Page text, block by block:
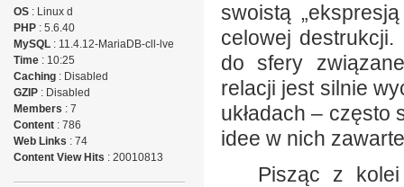
swoistą
celowej destrukcji.
do sfery
relacji jest silnie
układach – często
idee w nich
Pisząc z kolei
OS: Linux d
PHP: 5.6.40
MySQL: 11.4.12-MariaDB-cll-lve
Time: 10:25
Caching: Disabled
GZIP: Disabled
Members : 7
Content: 786
Web Links : 74
Content View Hits : 20010813